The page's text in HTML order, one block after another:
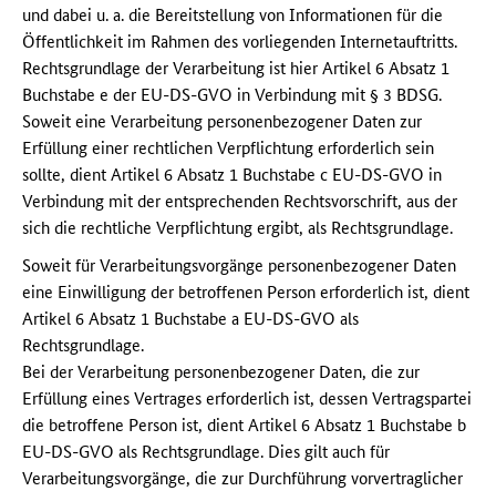
und dabei u. a. die Bereitstellung von Informationen für die
Öffentlichkeit im Rahmen des vorliegenden Internetauftritts.
Rechtsgrundlage der Verarbeitung ist hier Artikel 6 Absatz 1
Buchstabe e der EU-DS-GVO in Verbindung mit § 3 BDSG.
Soweit eine Verarbeitung personenbezogener Daten zur
Erfüllung einer rechtlichen Verpflichtung erforderlich sein
sollte, dient Artikel 6 Absatz 1 Buchstabe c EU-DS-GVO in
Verbindung mit der entsprechenden Rechtsvorschrift, aus der
sich die rechtliche Verpflichtung ergibt, als Rechtsgrundlage.
Soweit für Verarbeitungsvorgänge personenbezogener Daten
eine Einwilligung der betroffenen Person erforderlich ist, dient
Artikel 6 Absatz 1 Buchstabe a EU-DS-GVO als
Rechtsgrundlage.
Bei der Verarbeitung personenbezogener Daten, die zur
Erfüllung eines Vertrages erforderlich ist, dessen Vertragspartei
die betroffene Person ist, dient Artikel 6 Absatz 1 Buchstabe b
EU-DS-GVO als Rechtsgrundlage. Dies gilt auch für
Verarbeitungsvorgänge, die zur Durchführung vorvertraglicher